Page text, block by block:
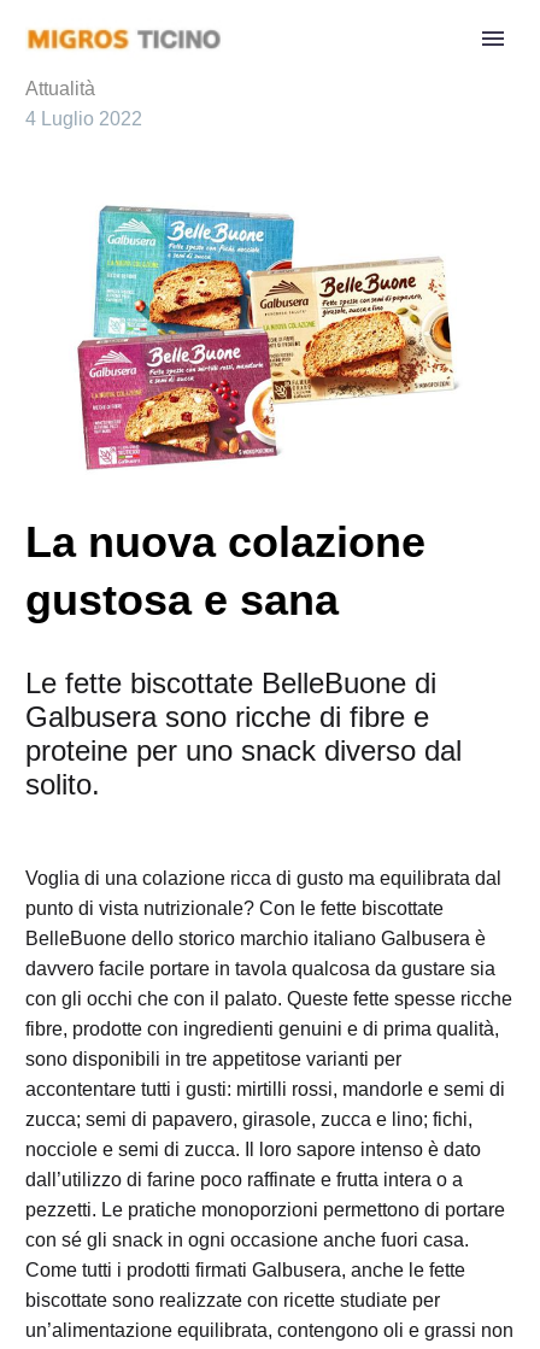
Attualità
4 Luglio 2022
La nuova colazione
gustosa e sana
Le fette biscottate BelleBuone di
Galbusera sono ricche di fibre e
proteine per uno snack diverso dal
solito.
Voglia di una colazione ricca di gusto ma equilibrata dal
punto di vista nutrizionale? Con le fette biscottate
BelleBuone dello storico marchio italiano Galbusera è
davvero facile portare in tavola qualcosa da gustare sia
con gli occhi che con il palato. Queste fette spesse ricche
fibre, prodotte con ingredienti genuini e di prima qualità,
sono disponibili in tre appetitose varianti per
accontentare tutti i gusti: mirtilli rossi, mandorle e semi di
zucca; semi di papavero, girasole, zucca e lino; fichi,
nocciole e semi di zucca. Il loro sapore intenso è dato
dall’utilizzo di farine poco raffinate e frutta intera o a
pezzetti. Le pratiche monoporzioni permettono di portare
con sé gli snack in ogni occasione anche fuori casa.
Come tutti i prodotti firmati Galbusera, anche le fette
biscottate sono realizzate con ricette studiate per
un’alimentazione equilibrata, contengono oli e grassi non